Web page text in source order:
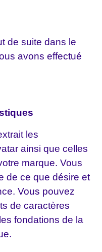
de suite dans le
avons effectué
les
ainsi que celles
marque. Vous
de ce que désire et
Vous pouvez
de caractères
fondations de la